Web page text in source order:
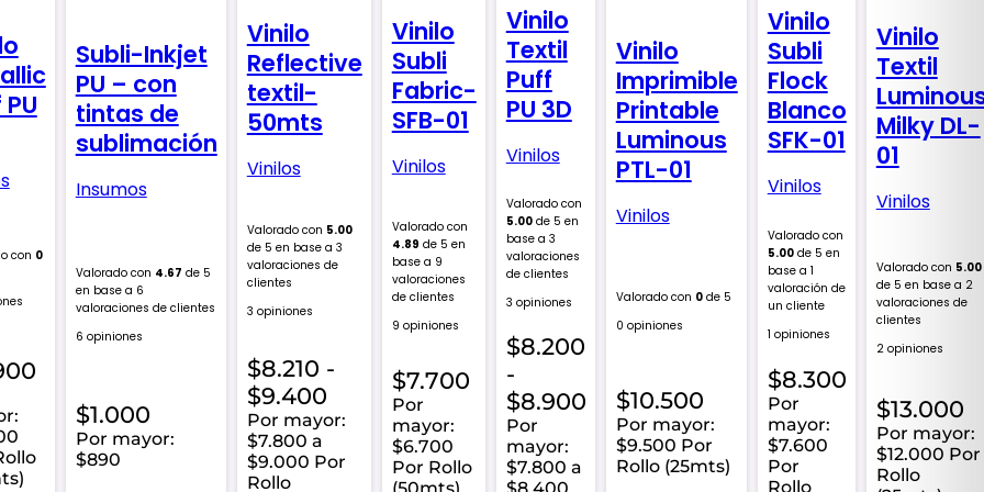
con 0
Subli-Inkjet
PU – con
tintas de
sublimación
Insumos
Valorado con 4.67 de 5
en base a 6
valoraciones de clientes
6 opiniones
$1.000
Por mayor:
$890
Vinilo
Reflective
textil-
50mts
Vinilos
Valorado con 5.00
de 5 en base a 3
valoraciones de
clientes
3 opiniones
$8.210 -
$9.400Rango
de
precios:
desde
Por mayor:
$7.800 a
$9.000 Por
Rollo
Vinilo
Subli
Fabric-
SFB-01
Vinilos
Valorado con
4.89 de 5 en
base a 9
valoraciones
de clientes
9 opiniones
$7.700
Por
mayor:
$6.700
Por Rollo
Vinilo
Textil
Puff
PU 3D
Vinilos
Valorado con
5.00de 5 en
base a 3
valoraciones
de clientes
3 opiniones
$8.200
-
$8.900Rango
precios:
Por
mayor:
$7.800 a
$8.400
Vinilo
Imprimible
Printable
Luminous
PTL-01
Vinilos
Valorado con 0de 5
0 opiniones
$10.500
Por mayor:
$9.500 Por
Rollo (25mts)
Vinilo
Subli
Flock
Blanco
SFK-01
Vinilos
Valorado con
5.00de 5 en
base a 1
valoración de
un cliente
1 opiniones
$8.300
Por
mayor:
$7.600
Por
Rollo
Vinilo
Textil
Milky DL-
01
Vinilos
Valorado con 5.00
de 5 en base a 2
valoraciones de
clientes
2 opiniones
$13.000
Por mayor:
$12.000 Por
Rollo